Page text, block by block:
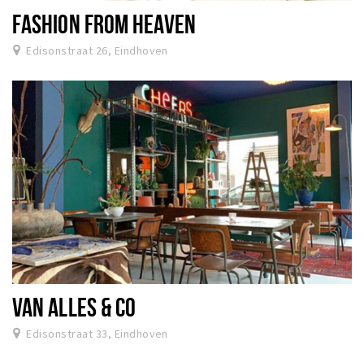
FASHION FROM HEAVEN
Edisonstraat 26, Eindhoven
VAN ALLES & CO
Edisonstraat 33, Eindhoven